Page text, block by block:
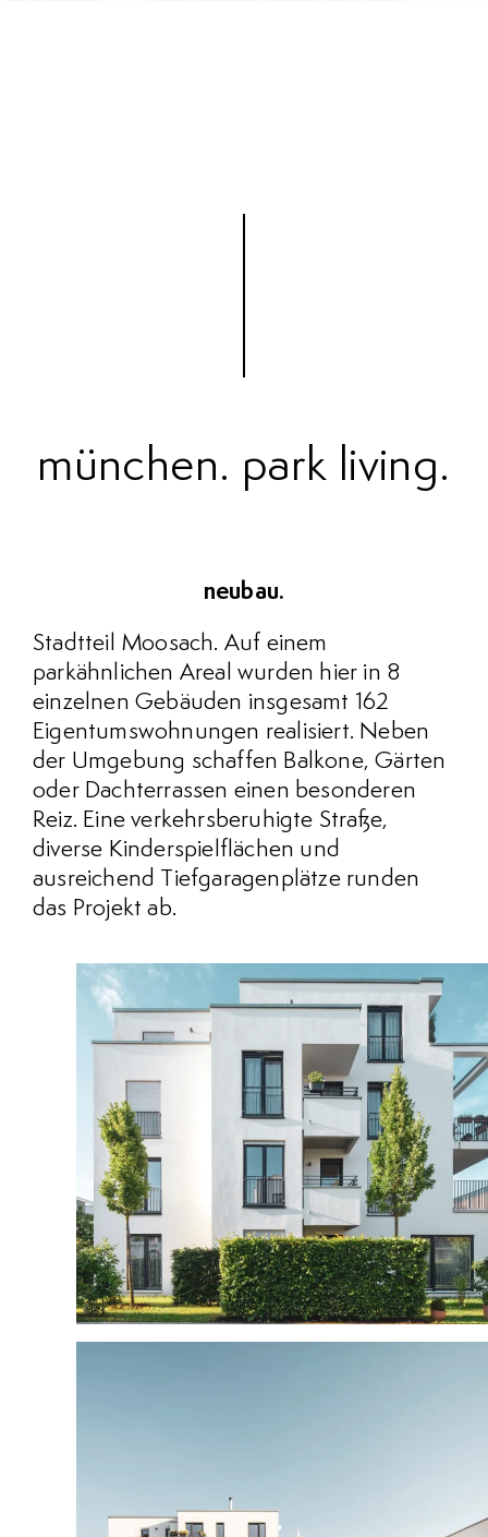
münchen. park living
neubau.
Stadtteil Moosach. Auf einem
parkähnlichen Areal wurden hier in 8
einzelnen Gebäuden insgesamt 162
Eigentumswohnungen realisiert. Neben
der Umgebung schaffen Balkone, Gärten
oder Dachterrassen einen besonderen
Reiz. Eine verkehrsberuhigte Straße,
diverse Kinderspielflächen und
ausreichend Tiefgaragenplätze runden
das Projekt ab.